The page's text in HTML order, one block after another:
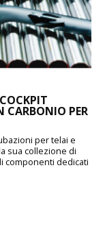
CARBONIO PER
per telai e
sua collezione di
componenti dedicati